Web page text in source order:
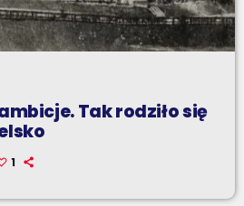
Tak rodziło się
1